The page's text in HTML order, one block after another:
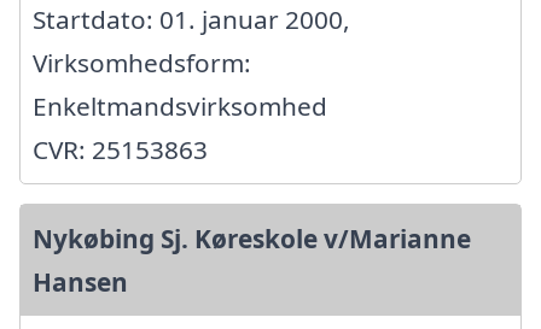
Startdato: 01. januar 2000,
Virksomhedsform:
Enkeltmandsvirksomhed
CVR: 25153863
Nykøbing Sj. Køreskole v/Marianne
Hansen